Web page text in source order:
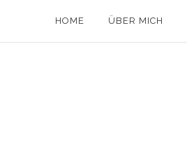
HOME ÜBER MICH